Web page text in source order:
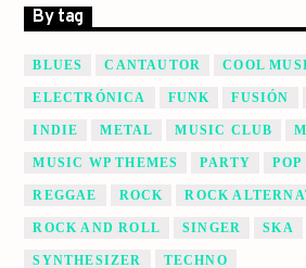
By tag
BLUES CANTAUTOR COOL
ELECTRÓNICA FUNK FUSIÓN
INDIE METAL MUSIC CLUB
MUSIC WP THEMES PARTY POP
REGGAE ROCK ROCK
ROCK AND ROLL SINGER SKA
SYNTHESIZER TECHNO